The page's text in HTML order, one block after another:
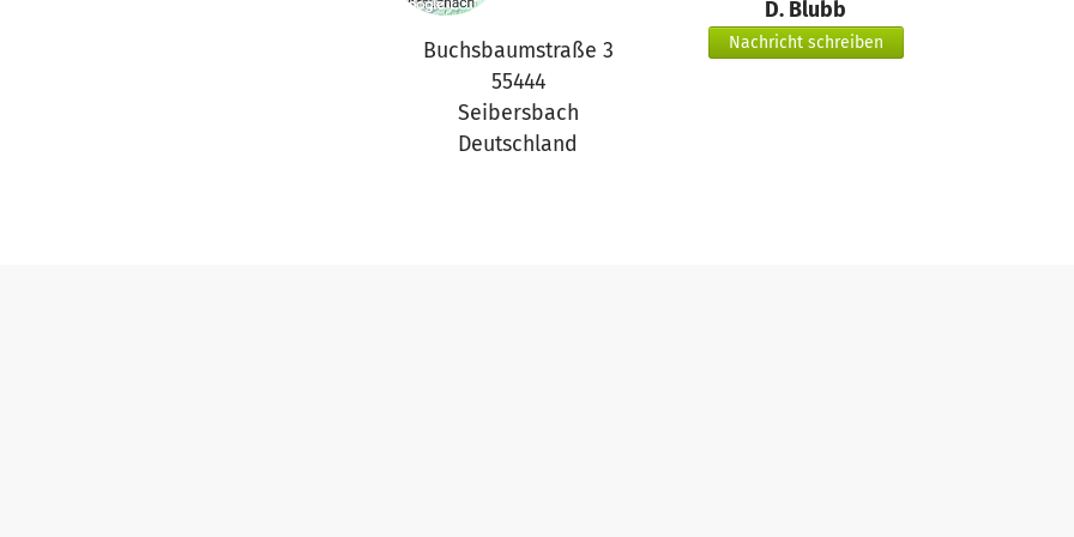
Buchsbaumstraße 3
55444
Seibersbach
Deutschland
D. Blubb
Nachricht schreiben